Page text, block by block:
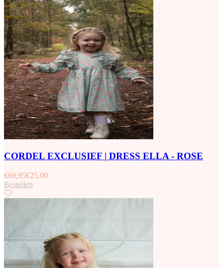
CORDEL EXCLUSIEF | DRESS ELLA - ROSE
€69,95€25,00
Bestellen